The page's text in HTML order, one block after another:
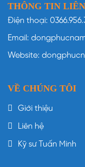
THÔNG TIN
Điện thoại:
Email:
Website:
VỀ CHÚNG TÔI
Giới thiệu
Liên hệ
Kỹ sư Tuấn Minh